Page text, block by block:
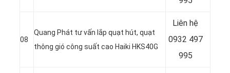
08
Quang Phát tư vấn lắp quạt hút, quạt
thông gió công suất cao Haiki HKS40G
Liên hệ
0932 497
995